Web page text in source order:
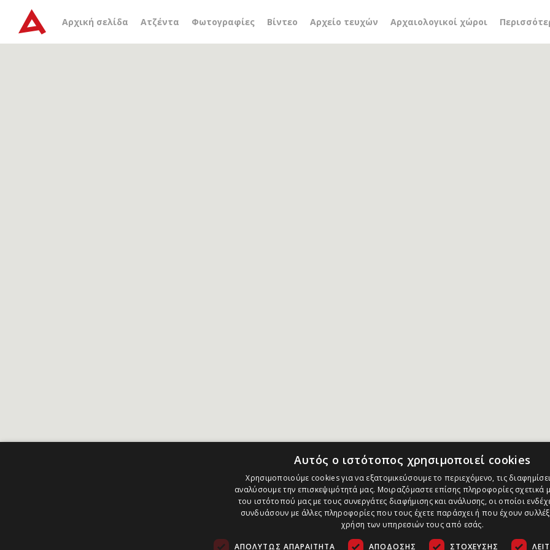
Αρχική σελίδα Ατζέντα Φωτογραφίες Βίντεο Αρχείο τευχών Αρχαιολογικοί χώροι
Αρχείο ετικέτας ιπποδάμειο πολεοδομικό
Αυτός ο ιστότοπος χρησιμοποιεί cookies
Χρησιμοποιούμε cookies για να εξατομικεύσουμε το περιεχόμενο, τις
αναλύσουμε την επισκεψιμότητά μας. Μοιραζόμαστε επίσης πληροφορίες σχετικά
του ιστότοπού μας με τους συνεργάτες διαφήμισης και ανάλυσης, οι οποίοι
συνδυάσουν με άλλες πληροφορίες που τους έχετε παράσχει ή που έχουν
χρήση των υπηρεσιών τους από εσάς.
ΑΠΟΛΎΤΩΣ ΑΠΑΡΑΊΤΗΤΑ ΑΠΌΔΟΣΗΣ ΣΤΌΧΕΥΣΗΣ